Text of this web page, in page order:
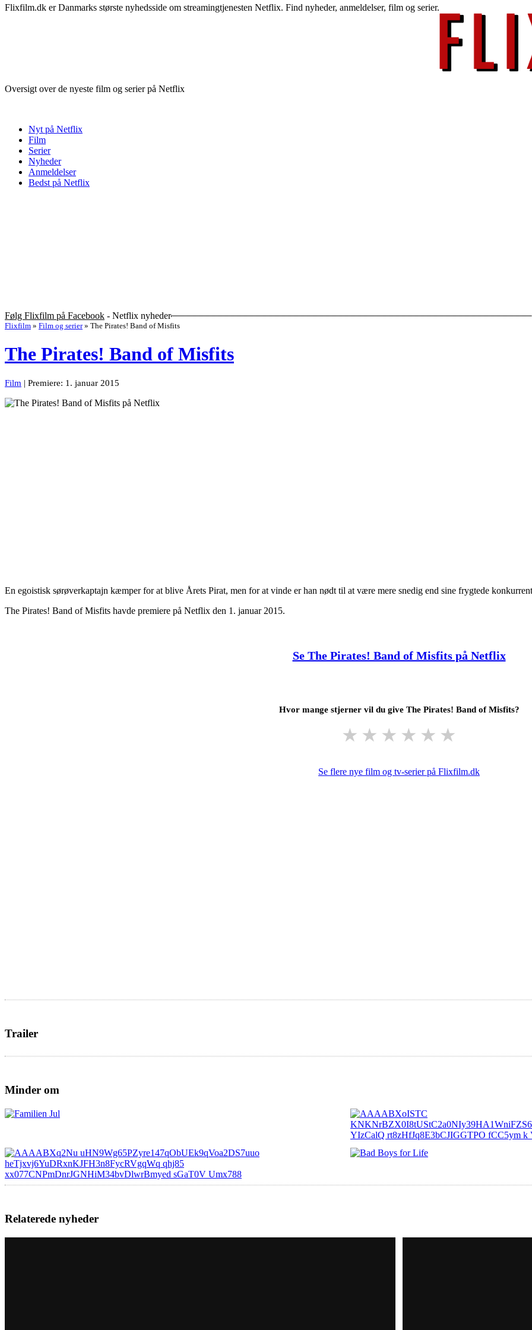
Flixfilm.dk er Danmarks største nyhedsside om streamingtjenesten Netflix. Find nyheder, anmeldelser, film og serier.
Oversigt over de nyeste film og serier på Netflix
Nyt på Netflix
Film
Serier
Nyheder
Anmeldelser
Bedst på Netflix
Følg Flixfilm på Facebook - Netflix nyheder
Flixfilm » Film og serier » The Pirates! Band of Misfits
The Pirates! Band of Misfits
Film | Premiere: 1. januar 2015
En egoistisk sørøverkaptajn kæmper for at blive Årets Pirat, men for at vinde er han nødt til at være mere snedig end sine frygtede
The Pirates! Band of Misfits havde premiere på Netflix den 1. januar 2015.
Se The Pirates! Band of Misfits på Netflix
Hvor mange stjerner vil du give The Pirates! Band of Misfits?
★ ★ ★ ★ ★ ★
Se flere nye film og tv-serier på Flixfilm.dk
Trailer
Minder om
Relaterede nyheder